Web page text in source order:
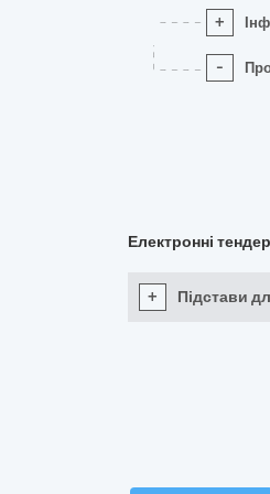
+
-
Електронні
+ Підстави